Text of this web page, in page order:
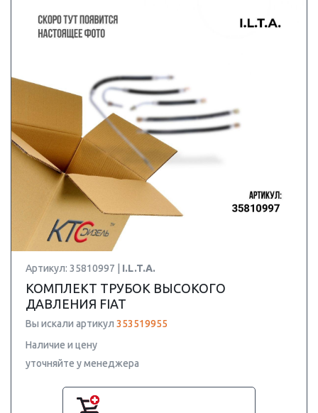
Артикул: 35810997 | I.L.T.A.
КОМПЛЕКТ ТРУБОК ВЫСОКОГО
ДАВЛЕНИЯ FIAT
Вы искали артикул 353519955
Наличие и цену
уточняйте у менеджера